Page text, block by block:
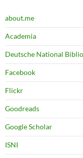
about.me
Academia
Deutsche National
Facebook
Flickr
Goodreads
Google Scholar
ISNI